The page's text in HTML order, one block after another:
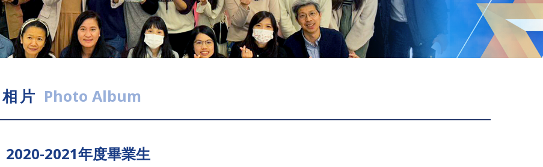
相片 Photo Album
2020-2021年度畢業生